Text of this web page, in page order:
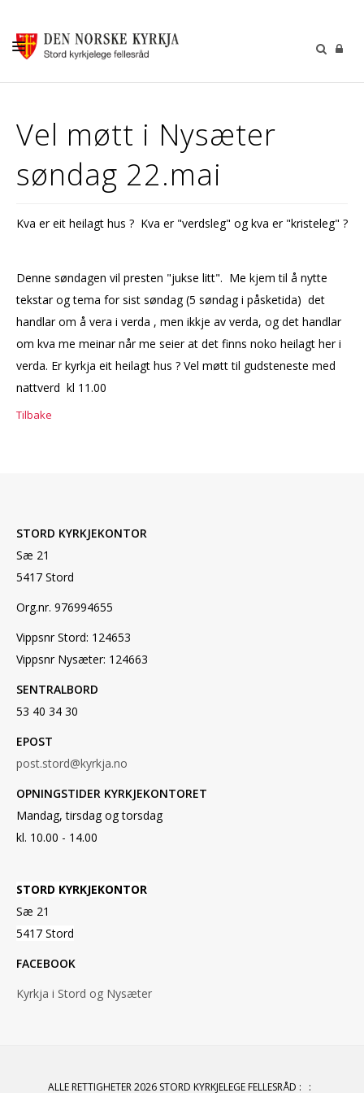
GUDSTENESTER
DÅP VIGSEL GRAVFERD
BARN OG UNGDOM
SOKNERÅDA
KONTAKT OSS
GI EI GÅVE
Vel møtt i Nysæter
søndag 22.mai
Kva er eit heilagt hus ? Kva er "verdsleg" og kva er "kristeleg" ?
Denne søndagen vil presten "jukse litt". Me kjem til å nytte
tekstar og tema for sist søndag (5 søndag i påsketida) det
handlar om å vera i verda , men ikkje av verda, og det handlar
om kva me meinar når me seier at det finns noko heilagt her i
verda. Er kyrkja eit heilagt hus ? Vel møtt til gudsteneste med
nattverd kl 11.00
Tilbake
STORD KYRKJEKONTOR
Sæ 21
5417 Stord
Org.nr. 976994655
Vippsnr Stord: 124653
Vippsnr Nysæter: 124663
SENTRALBORD
53 40 34 30
EPOST
post.stord@kyrkja.no
OPNINGSTIDER KYRKJEKONTORET
Mandag, tirsdag og torsdag
kl. 10.00 - 14.00
STORD KYRKJEKONTOR
Sæ 21
5417 Stord
FACEBOOK
Kyrkja i Stord og Nysæter
ALLE RETTIGHETER 2026 STORD KYRKJELEGE FELLESRÅD : :